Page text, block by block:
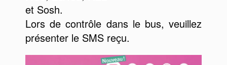
et Sosh.
Lors de contrôle dans le bus, veuillez
présenter le SMS reçu.